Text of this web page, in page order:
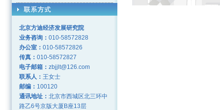
北京方迪经济发展研究院
业务咨询： 010-58572828
办公室： 010-58572826
传真： 010-58572827
电子邮箱： zbjjlt@126.com
联系人： 王女士
邮编： 100120
通讯地址： 北京市西城区北三环中
路乙6号京版大厦B座13层